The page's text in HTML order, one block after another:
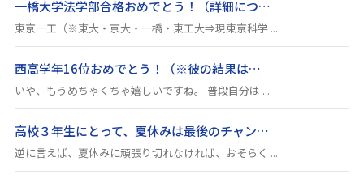
一橋大学法学部合格おめでとう！（詳細につ…
東京一工（※東大・京大・一橋・東工大⇒現東京科学 ...
西高学年16位おめでとう！（※彼の結果は…
いや、もうめちゃくちゃ嬉しいですね。 普段自分は ...
高校３年生にとって、夏休みは最後のチャン…
逆に言えば、夏休みに頑張り切れなければ、おそらく ...